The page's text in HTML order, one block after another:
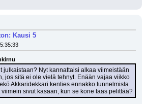
Kausi 5
julkaistaan? Nyt kannattaisi alkaa viimeistään
jos sitä ei ole vielä tehnyt. Enään vajaa viikko
Akkaridekkari kenties ennakko tunnelmista
sivut kasaan, kun se kone taas pelittää?